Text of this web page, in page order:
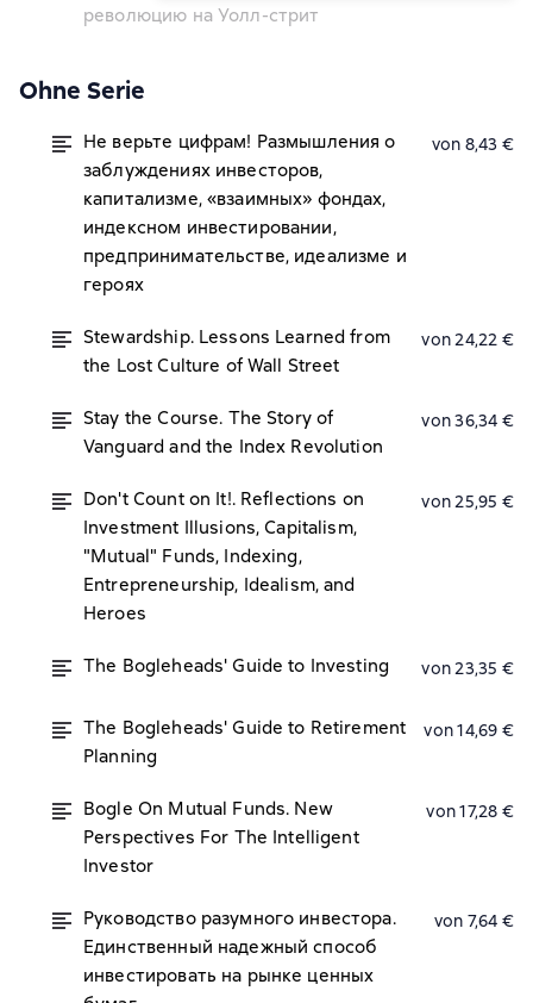
революцию на Уолл-стрит
Ohne Serie
Не верьте цифрам! Размышления о
заблуждениях инвесторов,
капитализме, «взаимных» фондах,
индексном инвестировании,
предпринимательстве, идеализме и
героях
von 8,43 €
Stewardship. Lessons Learned from
the Lost Culture of Wall Street
von 24,22 €
Stay the Course. The Story of
Vanguard and the Index Revolution
von 36,34 €
Don't Count on It!. Reflections on
Investment Illusions, Capitalism,
"Mutual" Funds, Indexing,
Entrepreneurship, Idealism, and
Heroes
von 25,95 €
The Bogleheads' Guide to Investing von 23,35 €
The Bogleheads' Guide to Retirement
Planning
von 14,69 €
Bogle On Mutual Funds. New
Perspectives For The Intelligent
Investor
von 17,28 €
Руководство разумного инвестора.
Единственный надежный способ
инвестировать на рынке ценных
von 7,64 €